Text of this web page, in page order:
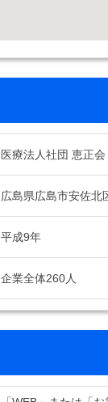
医療法人社団 恵正会
広島県広島市安佐北
平成9年
企業全体260人